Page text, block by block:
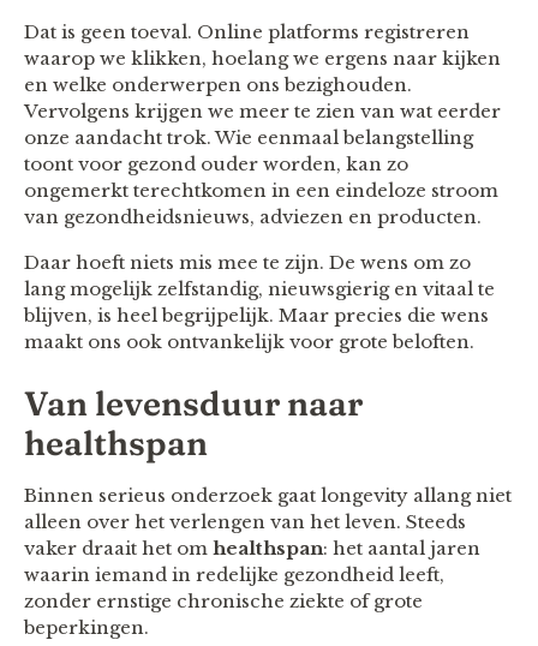
Dat is geen toeval. Online platforms registreren
waarop we klikken, hoelang we ergens naar kijken
en welke onderwerpen ons bezighouden.
Vervolgens krijgen we meer te zien van wat eerder
onze aandacht trok. Wie eenmaal belangstelling
toont voor gezond ouder worden, kan zo
ongemerkt terechtkomen in een eindeloze stroom
van gezondheidsnieuws, adviezen en producten.
Daar hoeft niets mis mee te zijn. De wens om zo
lang mogelijk zelfstandig, nieuwsgierig en vitaal te
blijven, is heel begrijpelijk. Maar precies die wens
maakt ons ook ontvankelijk voor grote beloften.
Van levensduur naar
healthspan
Binnen serieus onderzoek gaat longevity allang niet
alleen over het verlengen van het leven. Steeds
vaker draait het om healthspan: het aantal jaren
waarin iemand in redelijke gezondheid leeft,
zonder ernstige chronische ziekte of grote
beperkingen.